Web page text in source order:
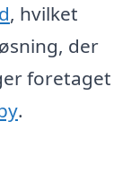
, hvilket
der
foretaget
.